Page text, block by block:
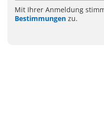
Mit Ihrer Anmeldung
Bestimmungen zu.